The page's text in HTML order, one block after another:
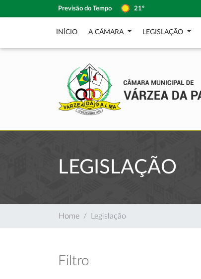
Previsão do Tempo 21º
INÍCIO A CÂMARA LEGISLAÇÃO
LEGISLAÇÃO
Home Legislação
Filtro